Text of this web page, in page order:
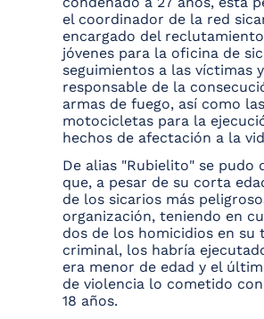
el coordinador de la red
encargado del
jóvenes para la oficina de
seguimientos a las víctimas y
responsable de la
armas de fuego, así como las
motocicletas para la
hechos de afectación a la
De alias "Rubielito" se pudo
que, a pesar de su corta
de los sicarios más
organización, teniendo en
dos de los homicidios en su
criminal, los habría
era menor de edad y el
de violencia lo cometido
18 años.